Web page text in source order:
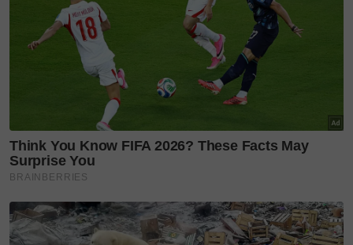
kerabat diraja Selangor yang sememangnya terkenal
dengan cita rasa fesyen yang tinggi dan jiwa
kemanusiaan yang murni iaitu Tengku Zatashah
Sultan Sharafuddin Idris Shah.
Membawa semangat keanggunan harian untuk
wanita biasa, koleksi ini menterjemahkan semula
motif klasikal batik melalui lensa kontemporari yang
lebih segar.